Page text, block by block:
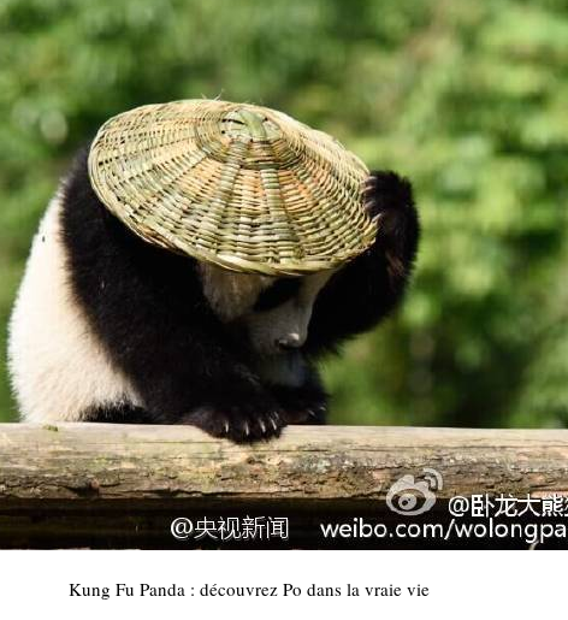
Kung Fu Panda : découvrez Po dans la vraie vie